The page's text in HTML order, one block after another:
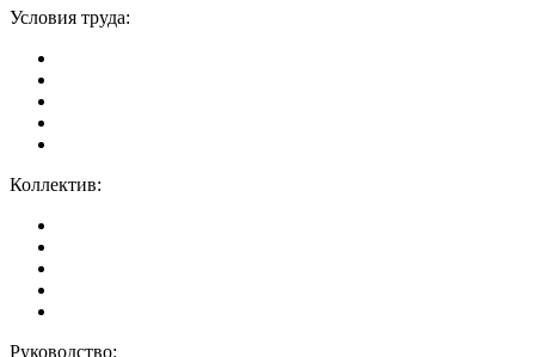
Условия труда:
Коллектив:
Руководство: